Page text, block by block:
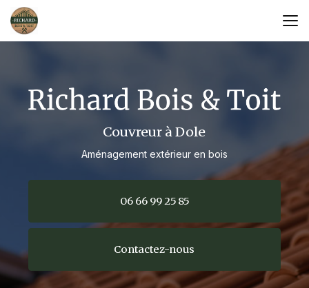
Aller
au
contenu
Couvreur à Dole
Aménagement extérieur en bois
06 66 99 25 85
Contactez-nous